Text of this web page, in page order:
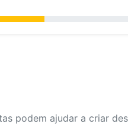
podem ajudar a criar